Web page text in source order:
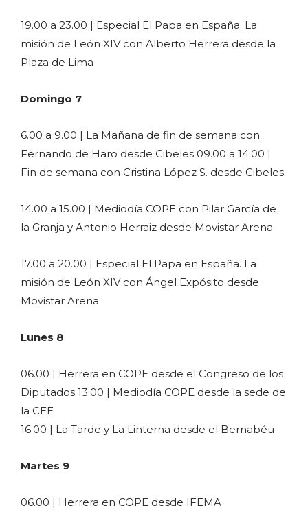
19.00 a 23.00 | Especial El Papa en España. La
misión de León XIV con Alberto Herrera desde la
Plaza de Lima
Domingo 7
6.00 a 9.00 | La Mañana de fin de semana con
Fernando de Haro desde Cibeles 09.00 a 14.00 |
Fin de semana con Cristina López S. desde Cibeles
14.00 a 15.00 | Mediodía COPE con Pilar García de
la Granja y Antonio Herraiz desde Movistar Arena
17.00 a 20.00 | Especial El Papa en España. La
misión de León XIV con Ángel Expósito desde
Movistar Arena
Lunes 8
06.00 | Herrera en COPE desde el Congreso de los
Diputados 13.00 | Mediodía COPE desde la sede de
la CEE
16.00 | La Tarde y La Linterna desde el Bernabéu
Martes 9
06.00 | Herrera en COPE desde IFEMA